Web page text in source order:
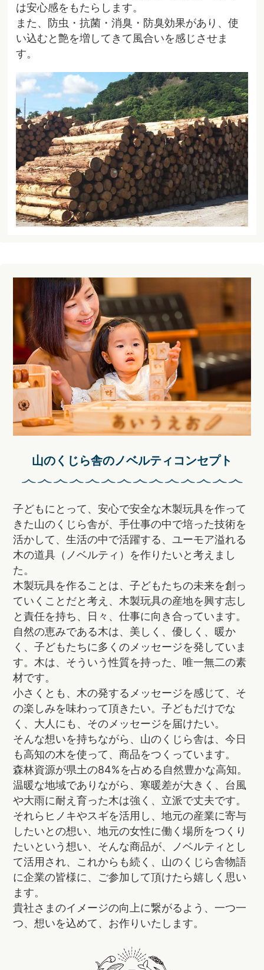
は安心感をもたらします。
また、防虫・抗菌・消臭・防臭効果があり、使
い込むと艶を増してきて風合いを感じさせま
す。
山のくじら舎のノベルティコンセプト
子どもにとって、安心で安全な木製玩具を作って
きた山のくじら舎が、手仕事の中で培った技術を
活かして、生活の中で活躍する、ユーモア溢れる
木の道具（ノベルティ）を作りたいと考えまし
た。
木製玩具を作ることは、子どもたちの未来を創っ
ていくことだと考え、木製玩具の産地を興す志し
と責任を持ち、日々、仕事に向き合っています。
自然の恵みである木は、美しく、優しく、暖か
く、子どもたちに多くのメッセージを発していま
す。木は、そういう性質を持った、唯一無二の素
材です。
小さくとも、木の発するメッセージを感じて、そ
の楽しみを味わって頂きたい。子どもだけでな
く、大人にも、そのメッセージを届けたい。
そんな想いを持ちながら、山のくじら舎は、今日
も高知の木を使って、商品をつくっています。
森林資源が県土の84%を占める自然豊かな高知。
温暖な地域でありながら、寒暖差が大きく、台風
や大雨に耐え育った木は強く、立派で丈夫です。
それらヒノキやスギを活用し、地元の産業に寄与
したいとの想い、地元の女性に働く場所をつくり
たいという想い、そんな商品が、ノベルティとし
て活用され、これからも続く、山のくじら舎物語
に企業の皆様に、ご参加して頂けたら嬉しく思い
ます。
貴社さまのイメージの向上に繋がるよう、一つ一
つ、想いを込めて、お作りいたします。